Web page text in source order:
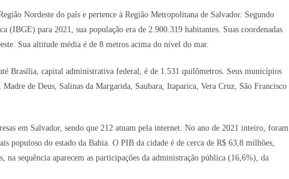
Nordeste do país e pertence à Região Metropolitana de Salvador. Segundo
para 2021, sua população era de 2.900.319 habitantes. Suas coordenadas
Sua altitude média é de 8 metros acima do nível do mar.
Brasília, capital administrativa federal, é de 1.531 quilômetros. Seus municípios
de Deus, Salinas da Margarida, Saubara, Itaparica, Vera Cruz, São Francisco
em Salvador, sendo que 212 atuam pela internet. No ano de 2021 inteiro, foram
populoso do estado da Bahia. O PIB da cidade é de cerca de R$ 63,8 milhões,
na sequência aparecem as participações da administração pública (16,6%), da